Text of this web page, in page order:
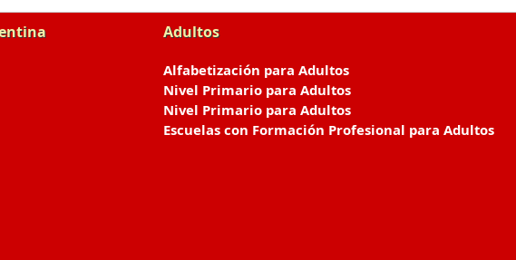
Adultos
Alfabetización para Adultos
Nivel Primario para Adultos
Nivel Primario para Adultos
Escuelas con Formación Profesional para Adultos